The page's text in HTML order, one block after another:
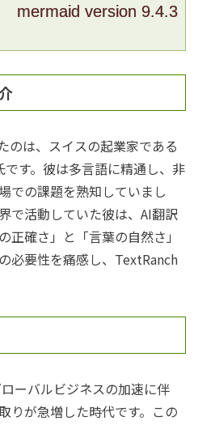
mermaid version 9.4.3
のは、スイスの起業家である
です。彼は多言語に精通し、非
での課題を熟知していまし
で活動していた彼は、AI翻訳
正確さ」と「言葉の自然さ」
必要性を痛感し、TextRanch
ーバルビジネスの加速に伴
りが急増した時代です。この